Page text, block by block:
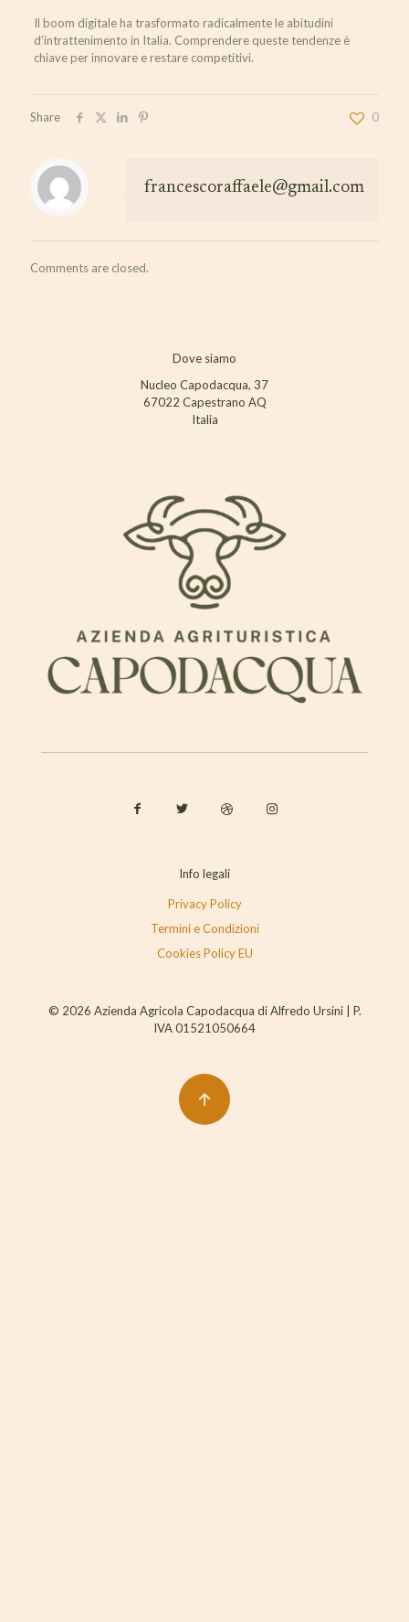
Il boom digitale ha trasformato radicalmente le abitudini
d’intrattenimento in Italia. Comprendere queste tendenze è
chiave per innovare e restare competitivi.
Share 0
francescoraffaele@gmail.com
Comments are closed.
Dove siamo
Nucleo Capodacqua, 37
67022 Capestrano AQ
Italia
Info legali
Privacy Policy
Termini e Condizioni
Cookies Policy EU
© 2026 Azienda Agricola Capodacqua di Alfredo Ursini | P.
IVA 01521050664